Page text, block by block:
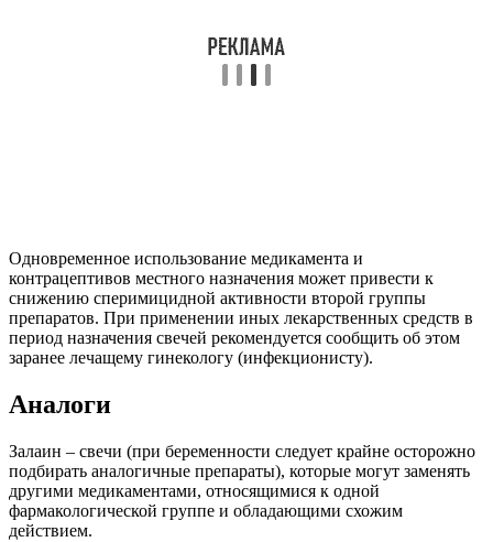
Одновременное использование медикамента и
контрацептивов местного назначения может привести к
снижению сперимицидной активности второй группы
препаратов. При применении иных лекарственных средств в
период назначения свечей рекомендуется сообщить об этом
заранее лечащему гинекологу (инфекционисту).
Аналоги
Залаин – свечи (при беременности следует крайне осторожно
подбирать аналогичные препараты), которые могут заменять
другими медикаментами, относящимися к одной
фармакологической группе и обладающими схожим
действием.